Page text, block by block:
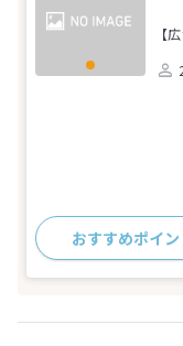
【
おすすめポイン